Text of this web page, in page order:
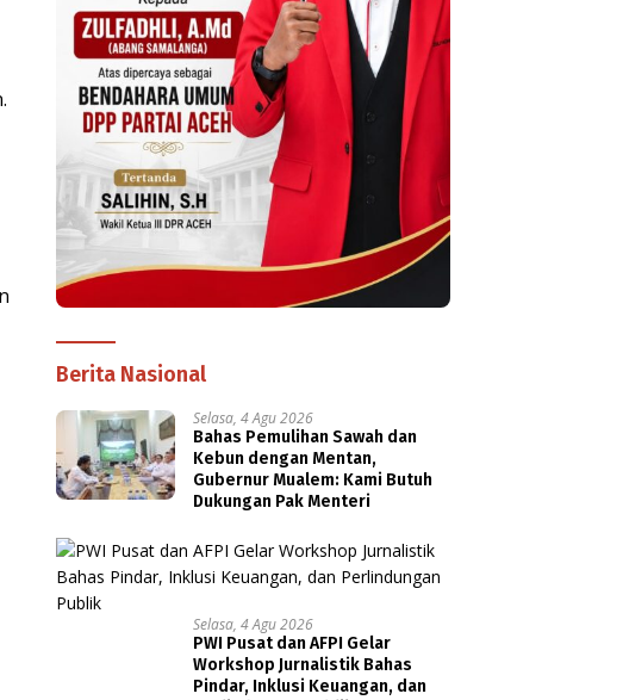
Berita Nasional
Selasa, 4 Agu 2026
Bahas Pemulihan Sawah dan
Kebun dengan Mentan,
Gubernur Mualem: Kami Butuh
Dukungan Pak Menteri
Selasa, 4 Agu 2026
PWI Pusat dan AFPI Gelar
Workshop Jurnalistik Bahas
Pindar, Inklusi Keuangan, dan